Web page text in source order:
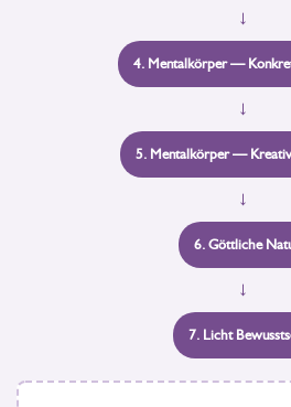
→
4. Mentalkörper —
→
5. Mentalkörper —
→
6. Göttliche
→
7. Licht